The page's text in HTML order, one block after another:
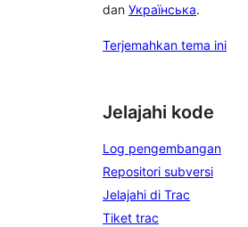
dan Українська.
Terjemahkan tema ini
Jelajahi kode
Log pengembangan
Repositori subversi
Jelajahi di Trac
Tiket trac